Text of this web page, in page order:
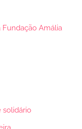
Amália
solidário